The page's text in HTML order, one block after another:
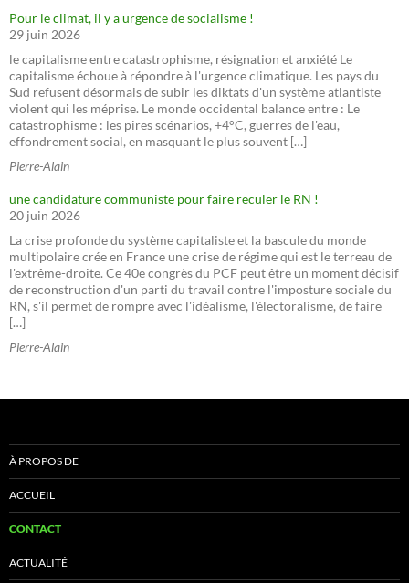
Pour le climat, il y a urgence de socialisme !
29 juin 2026
le capitalisme entre catastrophisme, résignation et anxiété Le
capitalisme échoue à répondre à l'urgence climatique. Les pays du
Sud refusent désormais de subir les diktats d'un système atlantiste
violent qui les méprise. Le monde occidental balance entre : Le
catastrophisme : les pires scénarios, +4°C, guerres de l'eau,
effondrement social, en masquant le plus souvent […]
Pierre-Alain
une candidature communiste pour faire reculer le RN !
20 juin 2026
La crise profonde du système capitaliste et la bascule du monde
multipolaire crée en France une crise de régime qui est le terreau de
l'extrême-droite. Ce 40e congrès du PCF peut être un moment décisif
de reconstruction d'un parti du travail contre l'imposture sociale du
RN, s'il permet de rompre avec l'idéalisme, l'électoralisme, de faire
[…]
Pierre-Alain
À PROPOS DE
ACCUEIL
CONTACT
ACTUALITÉ